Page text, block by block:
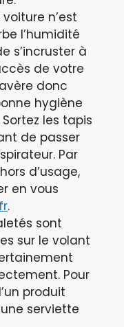
n’est
l’humidité
s’incruster à
de votre
donc
hygiène
les tapis
de passer
Par
d’usage,
en vous
.
sont
sur le volant
Pour
produit
serviette